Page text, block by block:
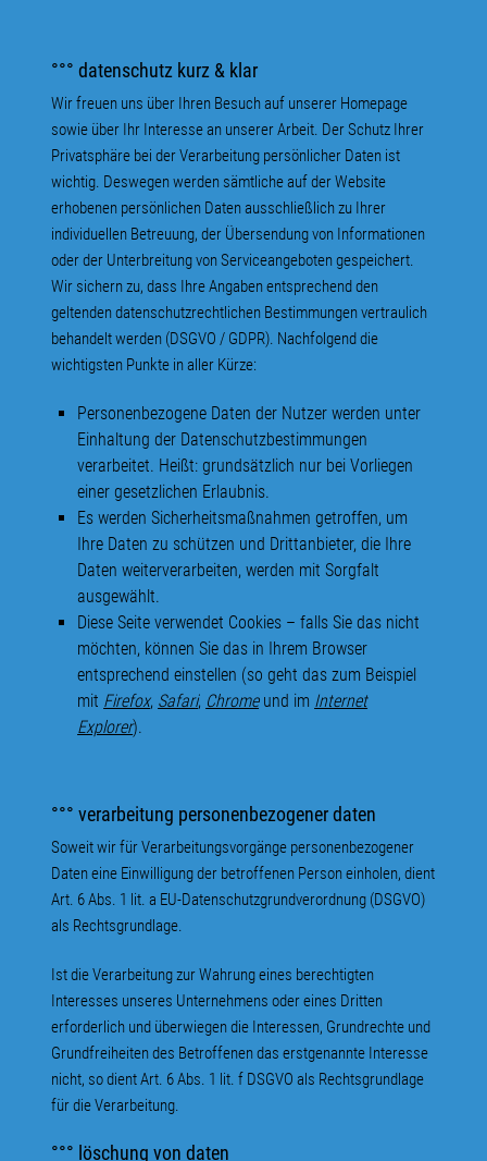
°°° datenschutz kurz & klar
Wir freuen uns über Ihren Besuch auf unserer Homepage
sowie über Ihr Interesse an unserer Arbeit. Der Schutz Ihrer
Privatsphäre bei der Verarbeitung persönlicher Daten ist
wichtig. Deswegen werden sämtliche auf der Website
erhobenen persönlichen Daten ausschließlich zu Ihrer
individuellen Betreuung, der Übersendung von Informationen
oder der Unterbreitung von Serviceangeboten gespeichert.
Wir sichern zu, dass Ihre Angaben entsprechend den
geltenden datenschutzrechtlichen Bestimmungen vertraulich
behandelt werden (DSGVO / GDPR). Nachfolgend die
wichtigsten Punkte in aller Kürze:
Personenbezogene Daten der Nutzer werden unter
Einhaltung der Datenschutzbestimmungen
verarbeitet. Heißt: grundsätzlich nur bei Vorliegen
einer gesetzlichen Erlaubnis.
Es werden Sicherheitsmaßnahmen getroffen, um
Ihre Daten zu schützen und Drittanbieter, die Ihre
Daten weiterverarbeiten, werden mit Sorgfalt
ausgewählt.
Diese Seite verwendet Cookies – falls Sie das nicht
möchten, können Sie das in Ihrem Browser
entsprechend einstellen (so geht das zum Beispiel
mit Firefox, Safari, Chromeund im Internet
Explorer).
°°° verarbeitung personenbezogener daten
Soweit wir für Verarbeitungsvorgänge personenbezogener
Daten eine Einwilligung der betroffenen Person einholen, dient
Art. 6 Abs. 1 lit. a EU-Datenschutzgrundverordnung (DSGVO)
als Rechtsgrundlage.
Ist die Verarbeitung zur Wahrung eines berechtigten
Interesses unseres Unternehmens oder eines Dritten
erforderlich und überwiegen die Interessen, Grundrechte und
Grundfreiheiten des Betroffenen das erstgenannte Interesse
nicht, so dient Art. 6 Abs. 1 lit. f DSGVO als Rechtsgrundlage
für die Verarbeitung.
°°° löschung von daten